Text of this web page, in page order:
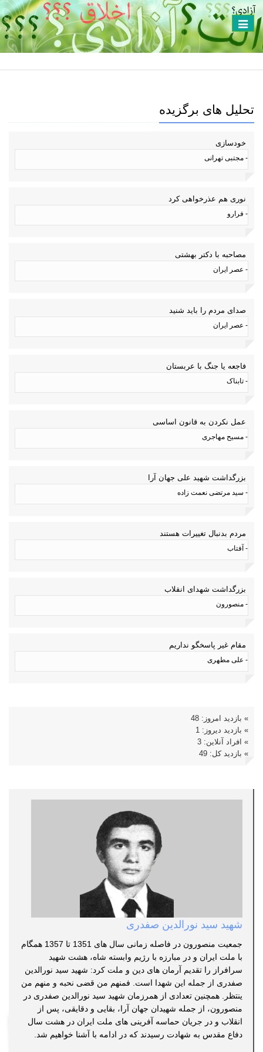
Toggle
navigation
تحلیل های برگزیده
خودسازی
- مجتبی تهرانی
نوری هم عذرخواهی کرد
- فرارو
مصاحبه با دکتر بهشتی
- عصر ایران
صدای مردم را باید شنید
- عصر ایران
فاجعه یا جنگ با عربستان
- تابناک
عمل نکردن به قانون اساسی
- مسیح مهاجری
بزرگداشت شهید علی جهان آرا
- سید مرتضی نعمت زاده
مردم بدنبال تغییرات هستند
- آفتاب
بزرگداشت شهدای انقلاب
- منصورون
مقام غیر پاسخگو نداریم
- علی مطهری
» بازدید امروز: 48
» بازدید دیروز: 1
» افراد آنلاین: 3
» بازدید کل: 49
شهید سید نورالدین صفدری
جمعیت منصورون در فاصله زمانی سال های 1351 تا 1357 همگام
با ملت ایران و در مبارزه با رژیم وابسته شاه، هشت شهید
سرافراز را تقدیم آرمان های دین و ملت کرد: شهید سید نورالدین
صفدری از جمله این شهدا است. فمنهم من قضی نحبه و منهم من
ینتظر. همچنین تعدادی از همرزمان شهید سید نورالدین صفدری در
منصورون، از جمله شهیدان جهان آرا، بقایی و دقایقی، پس از
انقلاب و در جریان حماسه آفرینی های ملت ایران در هشت سال
دفاع مقدس به شهادت رسیدند که در ادامه با آشنا خواهیم شد.